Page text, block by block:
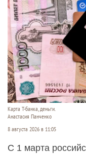
Карта Т-банка, деньги.
Анастасия Панченко
8 августа 2026 в 11:05
С 1 марта